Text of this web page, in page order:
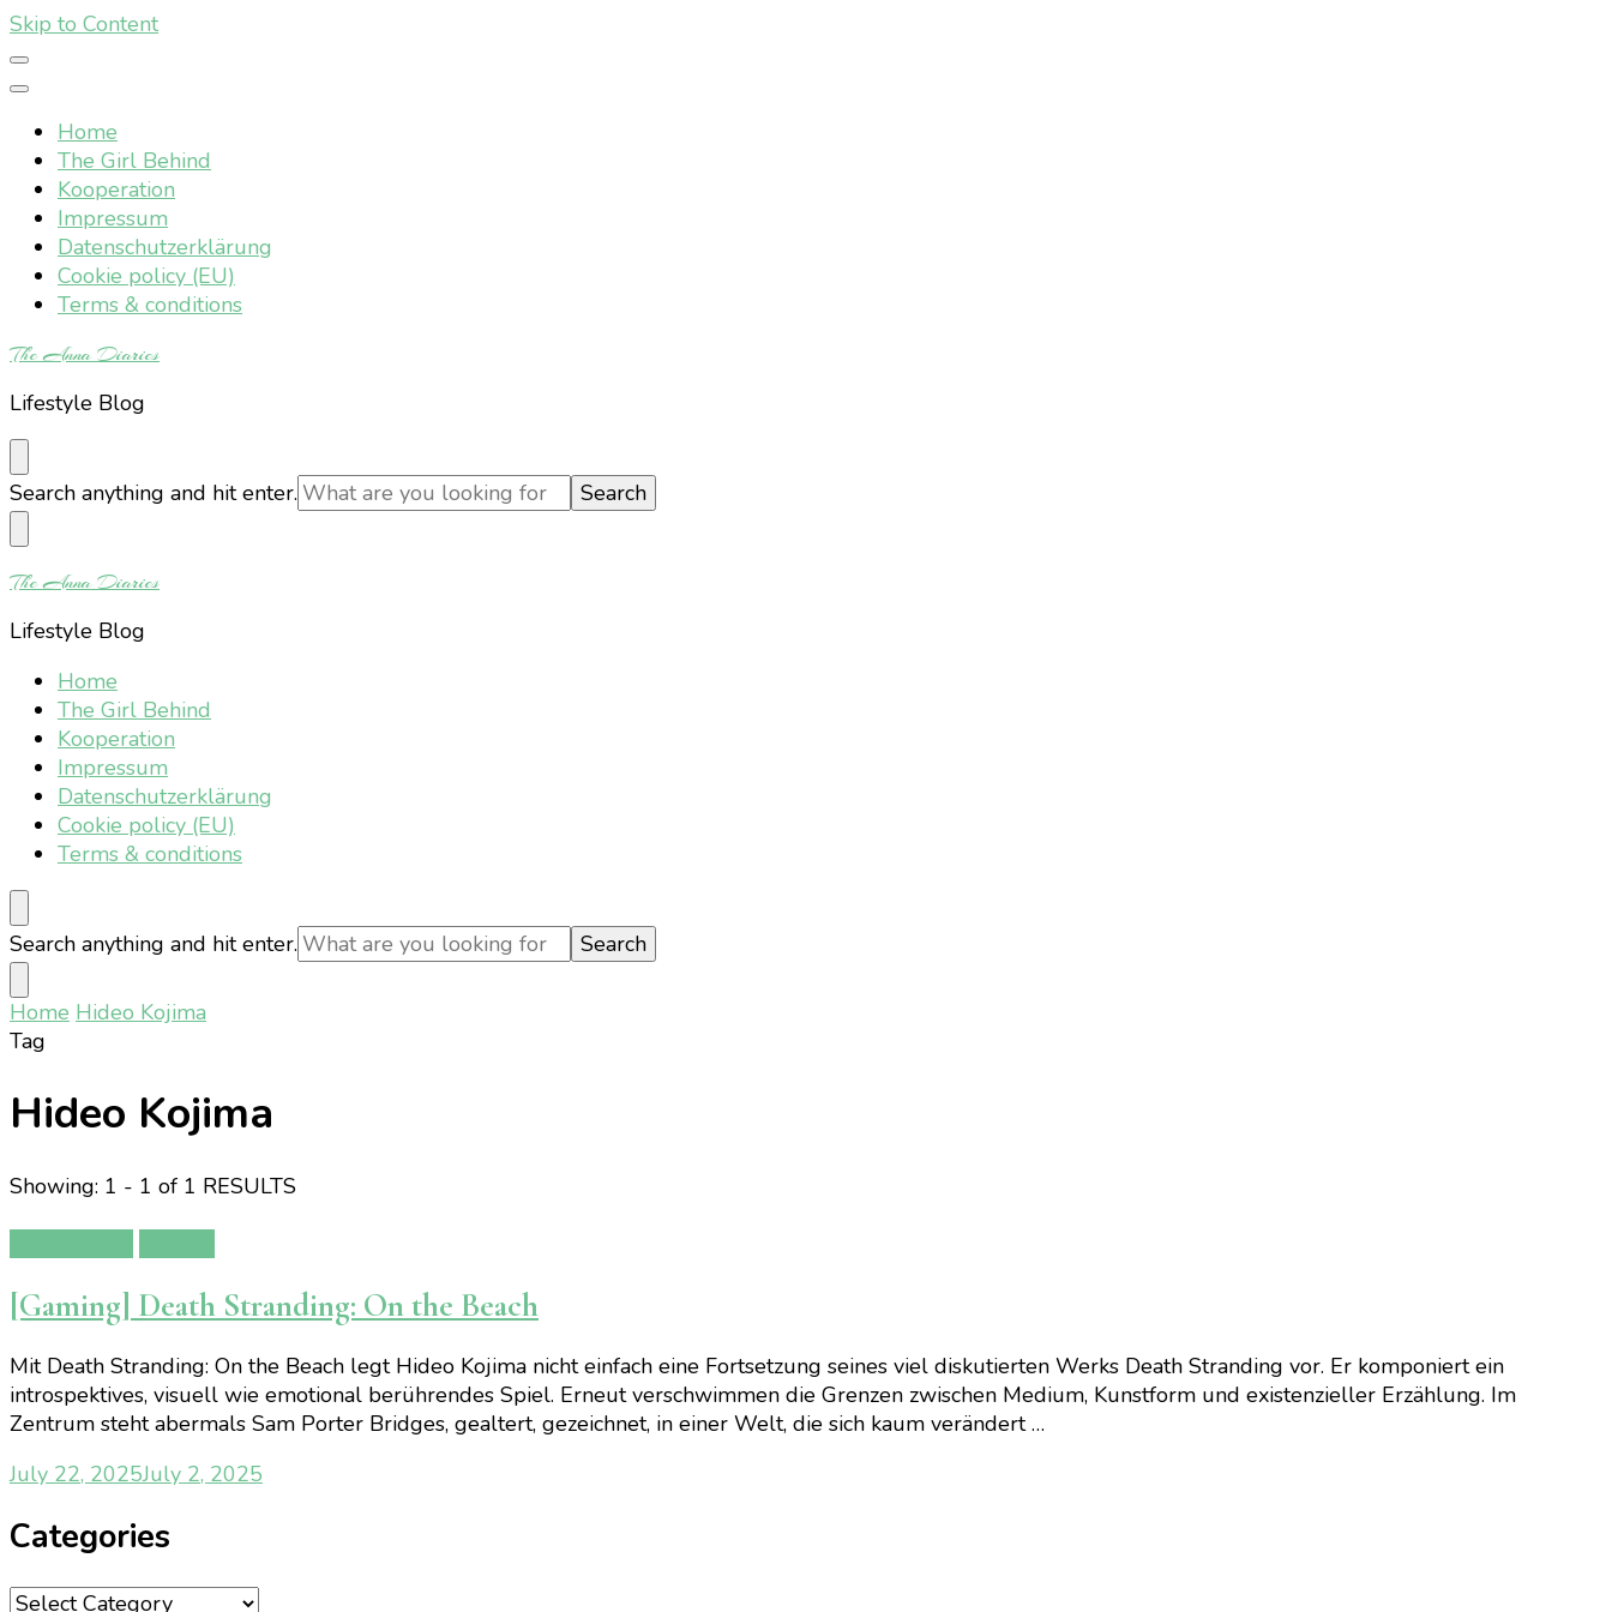
Skip to Content
Home
The Girl Behind
Kooperation
Impressum
Datenschutzerklärung
Cookie policy (EU)
Terms & conditions
The Anna Diaries
Lifestyle Blog
Looking
for
Something?
Search anything and hit enter.
The Anna Diaries
Lifestyle Blog
Home
The Girl Behind
Kooperation
Impressum
Datenschutzerklärung
Cookie policy (EU)
Terms & conditions
Looking
for
Something?
Search anything and hit enter.
Home Hideo Kojima
Tag
Hideo Kojima
Showing: 1 - 1 of 1 RESULTS
[Gaming] Death Stranding: On the Beach
Mit Death Stranding: On the Beach legt Hideo Kojima nicht einfach eine Fortsetzung seines viel diskutierten Werks Death Stranding vor. Er komponiert ein
introspektives, visuell wie emotional berührendes Spiel. Erneut verschwimmen die Grenzen zwischen Medium, Kunstform und existenzieller Erzählung. Im
Zentrum steht abermals Sam Porter Bridges, gealtert, gezeichnet, in einer Welt, die sich kaum verändert …
July 22, 2025July 2, 2025
Categories
Categories